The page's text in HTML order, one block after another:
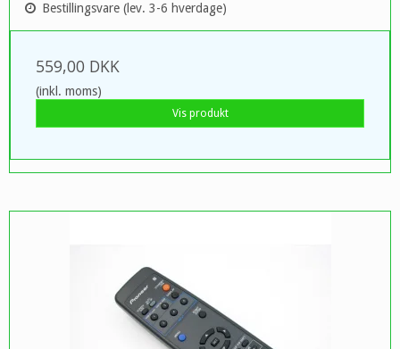
Bestillingsvare (lev. 3-6 hverdage)
559,00 DKK
(inkl. moms)
Vis produkt